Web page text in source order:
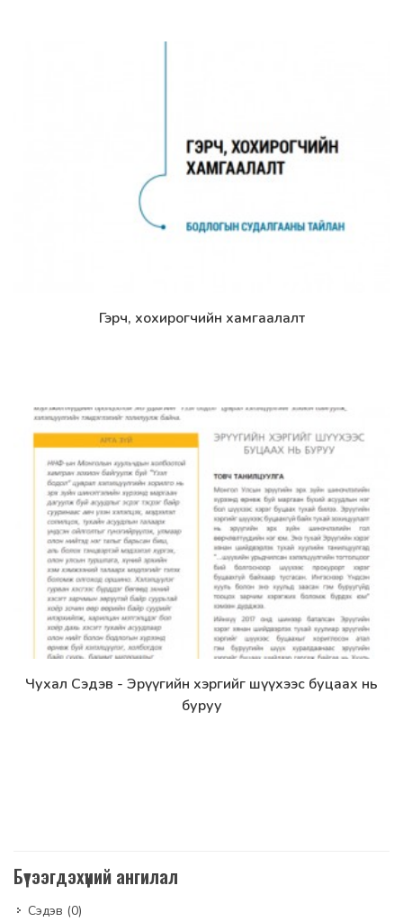
Дэлгэрэнгүй
Гэрч, хохирогчийн хамгаалалт
Дэлгэрэнгүй
Чухал Сэдэв - Эрүүгийн хэргийг шүүхээс буцаах нь
буруу
Бүтээгдэхүүний ангилал
Сэдэв (0)